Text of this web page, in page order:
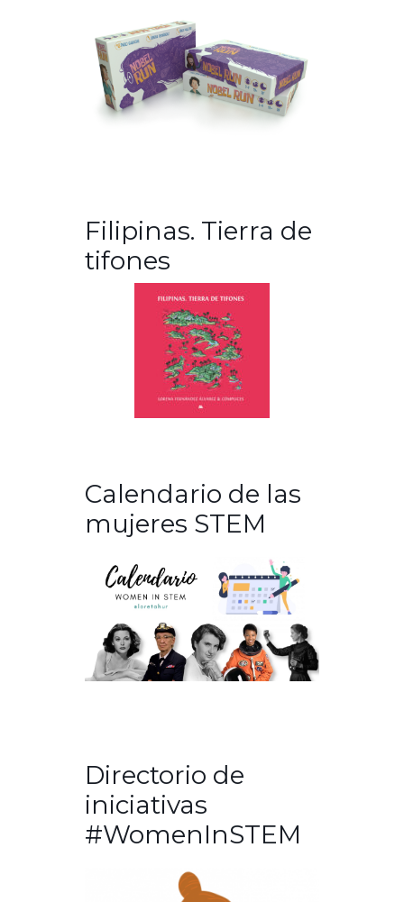
Filipinas. Tierra de
tifones
Calendario de las
mujeres STEM
Directorio de
iniciativas
#WomenInSTEM